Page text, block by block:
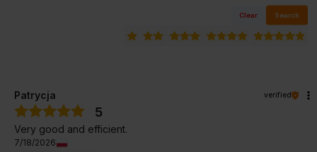
Clear Search
Patrycja verified
5
Very good and efficient.
7/18/2026